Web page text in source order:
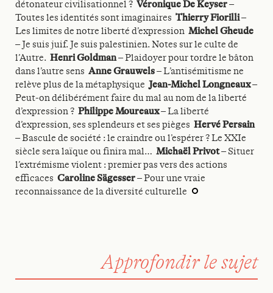
détonateur civilisationnel ? Véronique De Keyser–
Toutes les identités sont imaginaires Thierry Fiorilli–
Les limites de notre liberté d’expression Michel Gheude
– Je suis juif. Je suis palestinien. Notes sur le culte de
l’Autre. Henri Goldman– Plaidoyer pour tordre le bâton
dans l’autre sens Anne Grauwels– L’antisémitisme ne
relève plus de la métaphysique Jean-Michel Longneaux–
Peut-on délibérément faire du mal au nom de la liberté
d’expression ? Philippe Moureaux– La liberté
d’expression, ses splendeurs et ses pièges Hervé Persain
– Bascule de société : le craindre ou l’espérer ? Le XXIe
siècle sera laïque ou finira mal… Michaël Privot– Situer
l’extrémisme violent : premier pas vers des actions
efficaces Caroline Sägesser– Pour une vraie
reconnaissance de la diversité culturelle
Approfondir le sujet